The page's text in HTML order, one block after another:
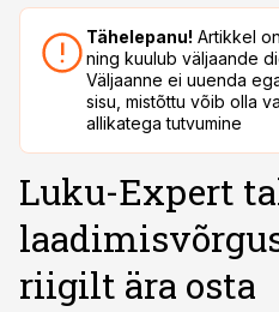
Tähelepanu! Artikkel
ning kuulub väljaande
Väljaanne ei uuenda
sisu, mistõttu võib olla
allikatega tutvumine
Luku-Expert
riigilt ära osta